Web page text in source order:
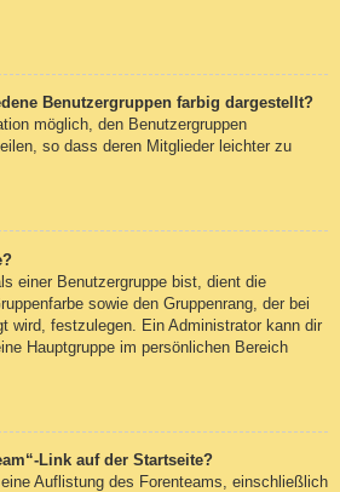
Benutzergruppen farbig dargestellt?
möglich, den Benutzergruppen
so dass deren Mitglieder leichter zu
einer Benutzergruppe bist, dient die
sowie den Gruppenrang, der bei
wird, festzulegen. Ein Administrator kann dir
Hauptgruppe im persönlichen Bereich
Link auf der Startseite?
Auflistung des Forenteams, einschließlich